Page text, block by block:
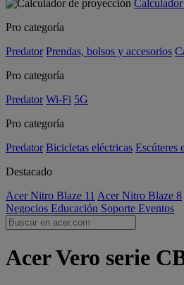
Pro categoría
Predator Prendas, bolsos y accesorios
Pro categoría
Predator Wi-Fi 5G
Pro categoría
Predator Bicicletas eléctricas Escúteres
Destacado
Acer Nitro Blaze 11 Acer Nitro Blaze 8
Negocios Educación Soporte Eventos
Acer Vero serie